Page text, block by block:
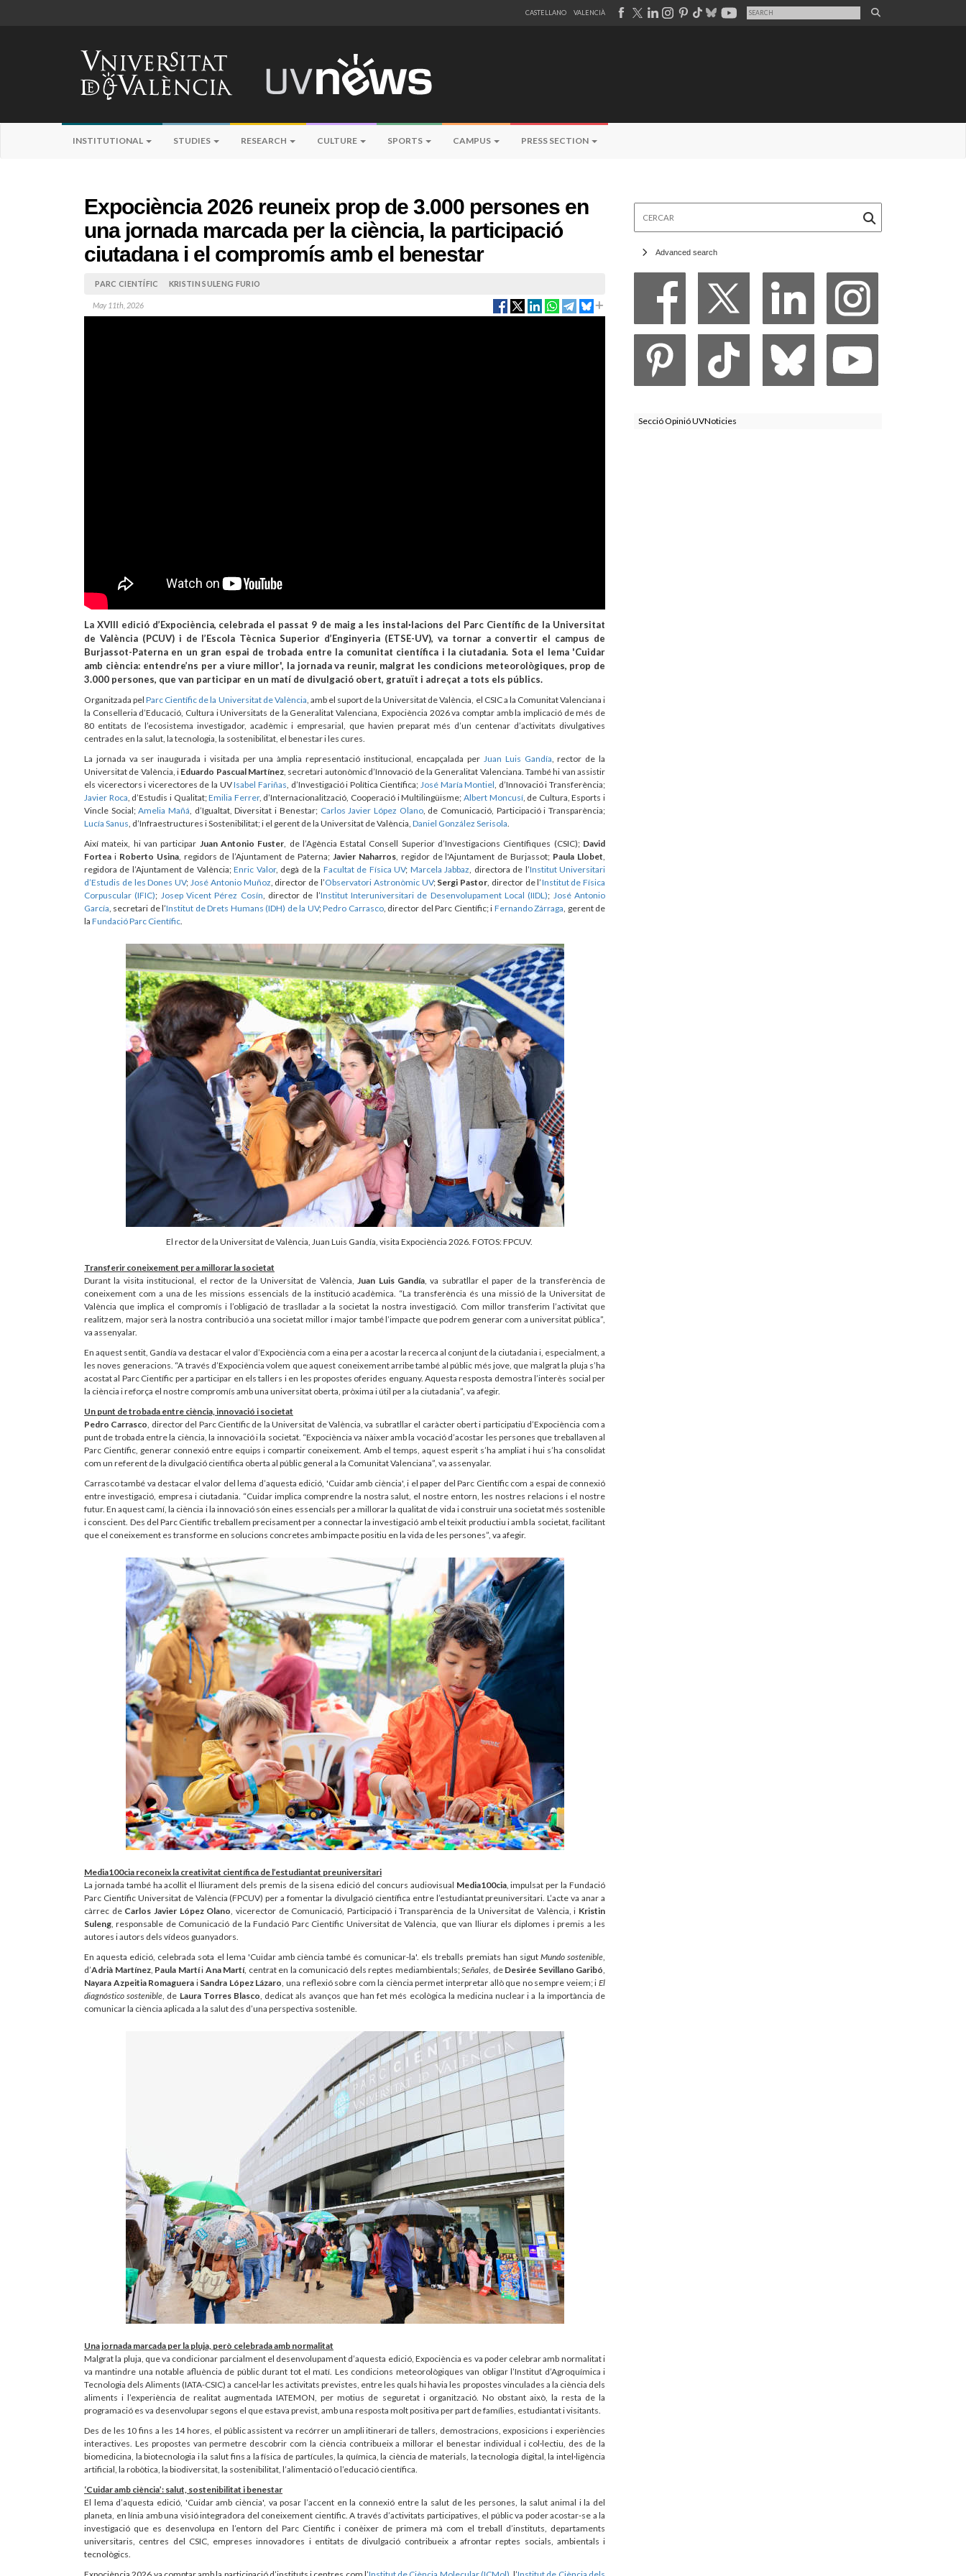
CASTELLANO VALENCIÀ
INSTITUTIONAL STUDIES RESEARCH CULTURE SPORTS CAMPUS PRESS SECTION
Expociència 2026 reuneix prop de 3.000 persones en
una jornada marcada per la ciència, la participació
ciutadana i el compromís amb el benestar
PARC CIENTÍFIC KRISTIN SULENG FURIO
May 11th, 2026
La XVIII edició d’Expociència, celebrada el passat 9 de maig a les instal·lacions del Parc Científic de la Universitat
de València (PCUV) i de l’Escola Tècnica Superior d’Enginyeria (ETSE-UV), va tornar a convertir el campus de
Burjassot-Paterna en un gran espai de trobada entre la comunitat científica i la ciutadania. Sota el lema 'Cuidar
amb ciència: entendre’ns per a viure millor', la jornada va reunir, malgrat les condicions meteorològiques, prop de
3.000 persones, que van participar en un matí de divulgació obert, gratuït i adreçat a tots els públics.
Organitzada pelParc Científic de la Universitat de València , amb el suport de la Universitat de València, el CSIC a la Comunitat Valenciana i
la Conselleria d’Educació, Cultura i Universitats de la Generalitat Valenciana, Expociència 2026 va comptar amb la implicació de més de
80 entitats de l’ecosistema investigador, acadèmic i empresarial, que havien preparat més d’un centenar d’activitats divulgatives
centrades en la salut, la tecnologia, la sostenibilitat, el benestar i les cures.
La jornada va ser inaugurada i visitada per una àmplia representació institucional, encapçalada per Juan Luis Gandía , rector de la
Universitat de València, i Eduardo Pascual Martínez , secretari autonòmic d’Innovació de la Generalitat Valenciana. També hi van assistir
els vicerectors i vicerectores de la UVIsabel Fariñas , d’Investigació i Política Científica; José María Montiel , d’Innovació i Transferència;
Javier Roca , d’Estudis i Qualitat;Emilia Ferrer, d’Internacionalització, Cooperació i Multilingüisme; Albert Moncusí, de Cultura, Esports i
Vincle Social;Amelia Mañá , d’Igualtat, Diversitat i Benestar; Carlos Javier López Olano, de Comunicació, Participació i Transparència;
Lucía Sanus , d’Infraestructures i Sostenibilitat; i el gerent de la Universitat de València, Daniel González Serisola
Així mateix, hi van participar Juan Antonio Fuster , de l’Agència Estatal Consell Superior d’Investigacions Científiques (CSIC); David
Fortea i Roberto Usina, regidors de l’Ajuntament de Paterna; Javier Naharros, regidor de l'Ajuntament de Burjassot; Paula Llobet
regidora de l’Ajuntament de València;Enric Valor, degà de la Facultat de Física UV; Marcela Jabbaz , directora de l’Institut Universitari
d’Estudis de les Dones UV; José Antonio Muñoz , director de l’Observatori Astronòmic UV; Sergi Pastor , director de l’Institut de Física
Corpuscular (IFIC); Josep Vicent Pérez Cosín , director de l’Institut Interuniversitari de Desenvolupament Local (IIDL); José Antonio
García , secretari de l’Institut de Drets Humans (IDH) de la UV;Pedro Carrasco, director del Parc Científic; i Fernando Zárraga , gerent de
la Fundació Parc Científic
El rector de la Universitat de València, Juan Luis Gandía, visita Expociència 2026. FOTOS: FPCUV.
Transferir coneixement per a millorar la societat
Durant la visita institucional, el rector de la Universitat de València,
Juan Luis Gandía, va subratllar el paper de la transferència de
coneixement com a una de les missions essencials de la institució acadèmica. “La transferència és una missió de la Universitat de
València que implica el compromís i l’obligació de traslladar a la societat la nostra investigació. Com millor transferim l’activitat que
realitzem, major serà la nostra contribució a una societat millor i major també l’impacte que podrem generar com a universitat pública”,
va assenyalar.
En aquest sentit, Gandía va destacar el valor d’Expociència com a eina per a acostar la recerca al conjunt de la ciutadania i, especialment, a
les noves generacions. “A través d’Expociència volem que aquest coneixement arribe també al públic més jove, que malgrat la pluja s’ha
acostat al Parc Científic per a participar en els tallers i en les propostes oferides enguany. Aquesta resposta demostra l’interès social per
la ciència i reforça el nostre compromís amb una universitat oberta, pròxima i útil per a la ciutadania”, va afegir.
Un punt de trobada entre ciència, innovació i societat
Pedro Carrasco , director del Parc Científic de la Universitat de València, va subratllar el caràcter obert i participatiu d’Expociència com a
punt de trobada entre la ciència, la innovació i la societat. “Expociència va nàixer amb la vocació d’acostar les persones que treballaven al
Parc Científic, generar connexió entre equips i compartir coneixement. Amb el temps, aquest esperit s’ha ampliat i hui s’ha consolidat
com un referent de la divulgació científica oberta al públic general a la Comunitat Valenciana”, va assenyalar.
Carrasco també va destacar el valor del lema d’aquesta edició, 'Cuidar amb ciència', i el paper del Parc Científic com a espai de connexió
entre investigació, empresa i ciutadania. “Cuidar implica comprendre la nostra salut, el nostre entorn, les nostres relacions i el nostre
futur. En aquest camí, la ciència i la innovació són eines essencials per a millorar la qualitat de vida i construir una societat més sostenible
i conscient. Des del Parc Científic treballem precisament per a connectar la investigació amb el teixit productiu i amb la societat, facilitant
que el coneixement es transforme en solucions concretes amb impacte positiu en la vida de les persones”, va afegir.
Media100cia reconeix la creativitat científica de l’estudiantat preuniversitari
La jornada també ha acollit el lliurament dels premis de la sisena edició del concurs audiovisual Media100cia, impulsat per la Fundació
Parc Científic Universitat de València (FPCUV) per a fomentar la divulgació científica entre l’estudiantat preuniversitari. L’acte va anar a
càrrec de Carlos Javier López Olano , vicerector de Comunicació, Participació i Transparència de la Universitat de València, i Kristin
Suleng , responsable de Comunicació de la Fundació Parc Científic Universitat de València, que van lliurar els diplomes i premis a les
autores i autors dels vídeos guanyadors.
En aquesta edició, celebrada sota el lema 'Cuidar amb ciència també és comunicar-la'. els treballs premiats han sigut Mundo sostenible
d’Adrià Martínez, Paula Martíi Ana Martí, centrat en la comunicació dels reptes mediambientals;Señales , de Desirée Sevillano Garibó
Nayara Azpeitia Romaguera i Sandra López Lázaro , una reflexió sobre com la ciència permet interpretar allò que no sempre veiem; iEl
diagnóstico sostenible , de Laura Torres Blasco , dedicat als avanços que han fet més ecològica la medicina nuclear i a la importància de
comunicar la ciència aplicada a la salut des d’una perspectiva sostenible.
Una jornada marcada per la pluja, però celebrada amb normalitat
Malgrat la pluja, que va condicionar parcialment el desenvolupament d’aquesta edició, Expociència es va poder celebrar amb normalitat i
va mantindre una notable afluència de públic durant tot el matí. Les condicions meteorològiques van obligar l’Institut d’Agroquímica i
Tecnologia dels Aliments (IATA-CSIC) a cancel·lar les activitats previstes, entre les quals hi havia les propostes vinculades a la ciència dels
aliments i l’experiència de realitat augmentada IATEMON, per motius de seguretat i organització. No obstant això, la resta de la
programació es va desenvolupar segons el que estava previst, amb una resposta molt positiva per part de famílies, estudiantat i visitants.
Des de les 10 fins a les 14 hores, el públic assistent va recórrer un ampli itinerari de tallers, demostracions, exposicions i experiències
interactives. Les propostes van permetre descobrir com la ciència contribueix a millorar el benestar individual i col·lectiu, des de la
biomedicina, la biotecnologia i la salut fins a la física de partícules, la química, la ciència de materials, la tecnologia digital, la intel·ligència
artificial, la robòtica, la biodiversitat, la sostenibilitat, l’alimentació o l’educació científica.
‘Cuidar amb ciència’: salut, sostenibilitat i benestar
El lema d’aquesta edició, 'Cuidar amb ciència', va posar l’accent en la connexió entre la salut de les persones, la salut animal i la del
planeta, en línia amb una visió integradora del coneixement científic. A través d’activitats participatives, el públic va poder acostar-se a la
investigació que es desenvolupa en l’entorn del Parc Científic i conèixer de primera mà com el treball d’instituts, departaments
universitaris, centres del CSIC, empreses innovadores i entitats de divulgació contribueix a afrontar reptes socials, ambientals i
tecnològics.
Advanced search
Secció Opinió UVNoticies